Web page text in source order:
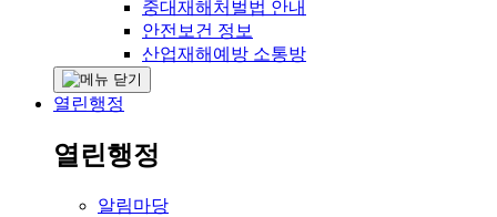
중대재해처벌법 안내
안전보건 정보
산업재해예방 소통방
열린행정
열린행정
알림마당